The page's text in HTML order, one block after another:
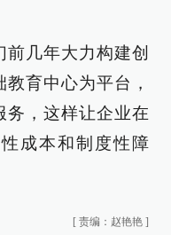
几年大力构建创
育中心为平台，
务，这样让企业在
成本和制度性障
[ 责编：赵艳艳 ]